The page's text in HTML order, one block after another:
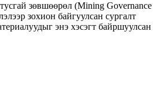
зөвшөөрөл (Mining Governance
зохион байгуулсан сургалт
энэ хэсэгт байршуулсан